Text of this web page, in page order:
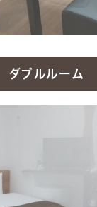
ダブルルーム